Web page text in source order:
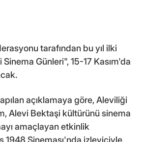
tarafından bu yıl ilki
Günleri", 15-17 Kasım'da
açıklamaya göre, Aleviliği
Alevi Bektaşi kültürünü sinema
amaçlayan etkinlik
1948 Sineması'nda izleyiciyle